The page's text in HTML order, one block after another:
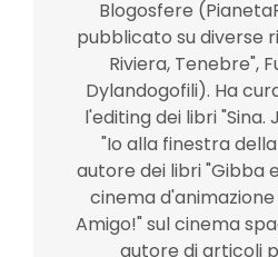
Blogosfere
pubblicato su diverse
Riviera, Tenebre",
Dylandogofili). Ha
l'editing dei libri "Sina.
"Io alla finestra
autore dei libri "Gibba
cinema d'animazione
Amigo!" sul cinema
autore di articoli